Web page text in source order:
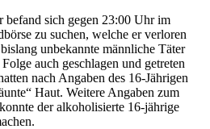
befand sich gegen 23:00 Uhr im
zu suchen, welche er verloren
unbekannte männliche Täter
auch geschlagen und getreten
nach Angaben des 16-Jährigen
Haut. Weitere Angaben zum
der alkoholisierte 16-jährige